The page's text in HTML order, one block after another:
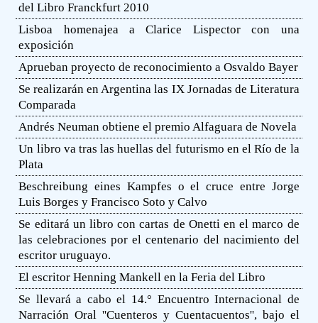
del Libro Franckfurt 2010
Lisboa homenajea a Clarice Lispector con una
exposición
Aprueban proyecto de reconocimiento a Osvaldo Bayer
Se realizarán en Argentina las IX Jornadas de Literatura
Comparada
Andrés Neuman obtiene el premio Alfaguara de Novela
Un libro va tras las huellas del futurismo en el Río de la
Plata
Beschreibung eines Kampfes o el cruce entre Jorge
Luis Borges y Francisco Soto y Calvo
Se editará un libro con cartas de Onetti en el marco de
las celebraciones por el centenario del nacimiento del
escritor uruguayo.
El escritor Henning Mankell en la Feria del Libro
Se llevará a cabo el 14.° Encuentro Internacional de
Narración Oral ''Cuenteros y Cuentacuentos'', bajo el